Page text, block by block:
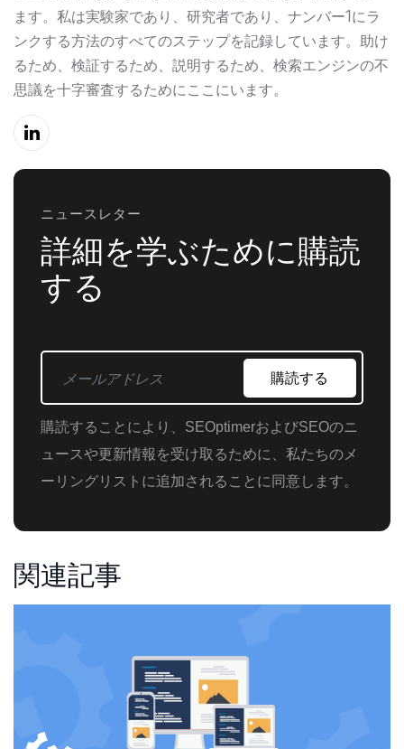
ます。私は実験家であり、研究者であり、ナンバー1にラ
ンクする方法のすべてのステップを記録しています。助け
るため、検証するため、説明するため、検索エンジンの不
思議を十字審査するためにここにいます。
ニュースレター
詳細を学ぶために購読
する
購読する
購読することにより、SEOptimerおよびSEOのニ
ュースや更新情報を受け取るために、私たちのメ
ーリングリストに追加されることに同意します。
関連記事